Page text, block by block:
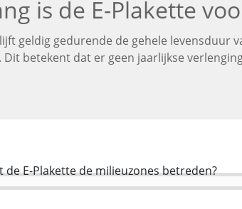
is de E-Plakette
geldig gedurende de gehele levensduur
betekent dat er geen jaarlijkse